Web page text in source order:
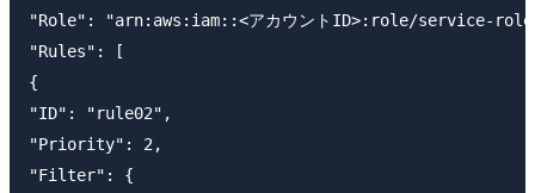
"Role": "arn:aws:iam::<アカウントID>:role/service-
"Rules": [
{
"ID": "rule02",
"Priority": 2,
"Filter": {